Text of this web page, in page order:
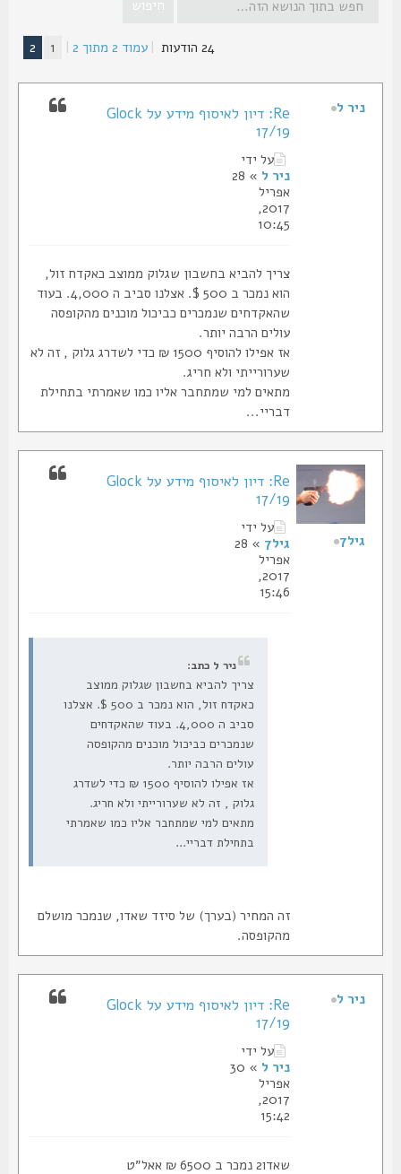
|עמוד2מתוך2
|
1
Re: דיון לאיסוף מידע על Glock
17/19
על ידי
ניר ל
» 28
אפריל
2017,
10:45
צריך להביא בחשבון שגלוק ממוצב כאקדח זול,
הוא נמכר ב 500 $. אצלנו סביב ה 4,000. בעוד
שהאקדחים שנמכרים כביכול מוכנים מהקופסה
עולים הרבה יותר.
אז אפילו להוסיף 1500 ₪ כדי לשדרג גלוק , זה לא
שערורייתי ולא חריג.
מתאים למי שמתחבר אליו כמו שאמרתי בתחילת
דבריי...
ניר ל
Re: דיון לאיסוף מידע על Glock
17/19
על ידי
» 28
אפריל
2017,
15:46
ניר ל כתב:
צריך להביא בחשבון שגלוק ממוצב
כאקדח זול, הוא נמכר ב 500 $. אצלנו
סביב ה 4,000. בעוד שהאקדחים
שנמכרים כביכול מוכנים מהקופסה
עולים הרבה יותר.
אז אפילו להוסיף 1500 ₪ כדי לשדרג
גלוק , זה לא שערורייתי ולא חריג.
מתאים למי שמתחבר אליו כמו שאמרתי
בתחילת דבריי...
זה המחיר (בערך) של סיזד שאדו, שנמכר מושלם
מהקופסה.
Re: דיון לאיסוף מידע על Glock
17/19
על ידי
ניר ל
» 30
אפריל
2017,
15:42
ניר ל